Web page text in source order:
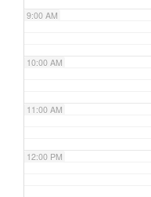
9:00 AM
10:00 AM
11:00 AM
12:00 PM